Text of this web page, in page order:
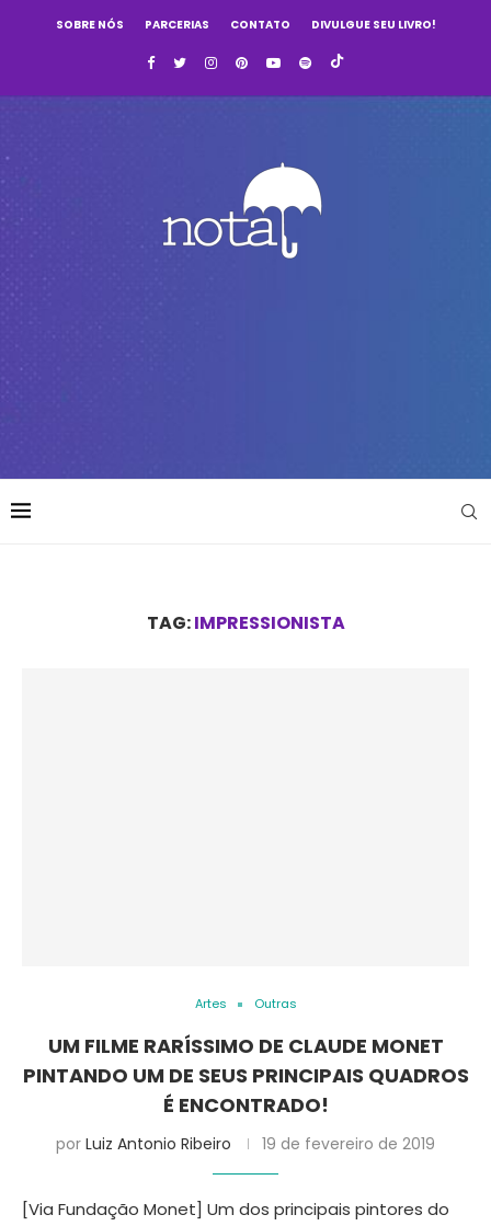
SOBRE NÓS PARCERIAS CONTATO DIVULGUE SEU LIVRO!
TAG:IMPRESSIONISTA
Artes Outras
UM FILME RARÍSSIMO DE CLAUDE MONET
PINTANDO UM DE SEUS PRINCIPAIS QUADROS
É ENCONTRADO!
por Luiz Antonio Ribeiro 19 de fevereiro de 2019
[Via Fundação Monet] Um dos principais pintores do